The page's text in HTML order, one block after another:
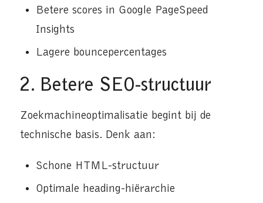
Betere scores in Google PageSpeed
Insights
Lagere bouncepercentages
2. Betere SEO-structuur
Zoekmachineoptimalisatie begint bij de
technische basis. Denk aan:
Schone HTML-structuur
Optimale heading-hiërarchie